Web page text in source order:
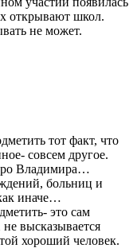
открывают школ.
не может.
тот факт, что
совсем другое.
Владимира…
больниц и
иначе…
это сам
высказывается
хороший человек.